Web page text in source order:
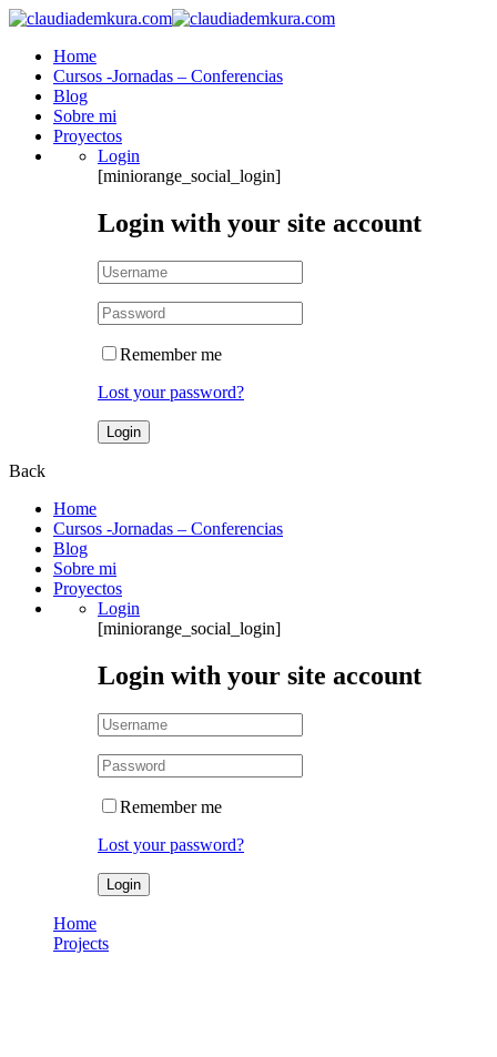
Home
Cursos -Jornadas – Conferencias
Blog
Sobre mi
Proyectos
Login
[miniorange_social_login]
Login with your site account
Remember me
Lost your password?
Back
Home
Cursos -Jornadas – Conferencias
Blog
Sobre mi
Proyectos
Login
[miniorange_social_login]
Login with your site account
Remember me
Lost your password?
Home
Projects